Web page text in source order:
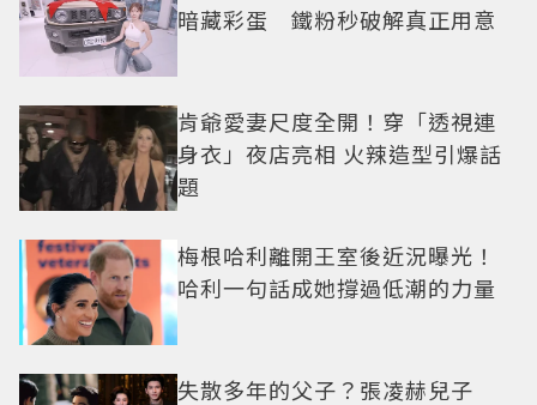
暗藏彩蛋 鐵粉秒破解真正用意
肯爺愛妻尺度全開！穿「透視連
身衣」夜店亮相 火辣造型引爆話
題
梅根哈利離開王室後近況曝光！
哈利一句話成她撐過低潮的力量
失散多年的父子？張凌赫兒子